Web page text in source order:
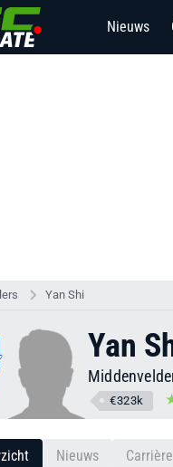
Nieuws
Yan Shi
Yan
€323k
Nieuws Carrière